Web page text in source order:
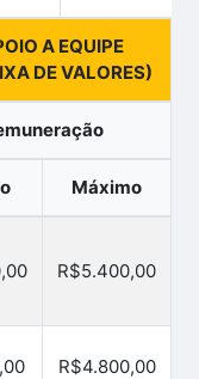
A EQUIPE
DE VALORES)
Máximo
R$5.400,00
R$4.800,00